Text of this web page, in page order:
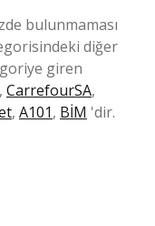
bulunmaması
diğer
giren
, CarrefourSA,
, A101, BİM 'dir.